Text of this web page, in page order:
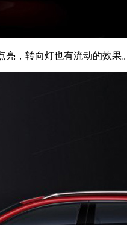
，转向灯也有流动的效果。